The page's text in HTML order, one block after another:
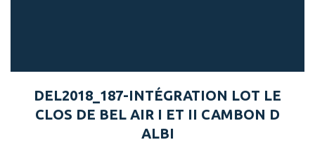
DEL2018_187-INTÉGRATION LOT LE
CLOS DE BEL AIR I ET II CAMBON D
ALBI